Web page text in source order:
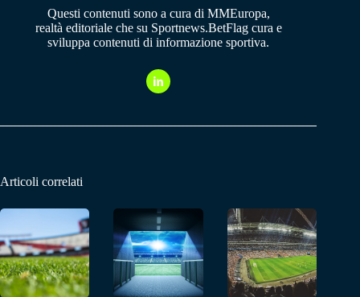
Questi contenuti sono a cura di MMEuropa,
realtà editoriale che su Sportnews.BetFlag cura e
sviluppa contenuti di informazione sportiva.
Articoli correlati